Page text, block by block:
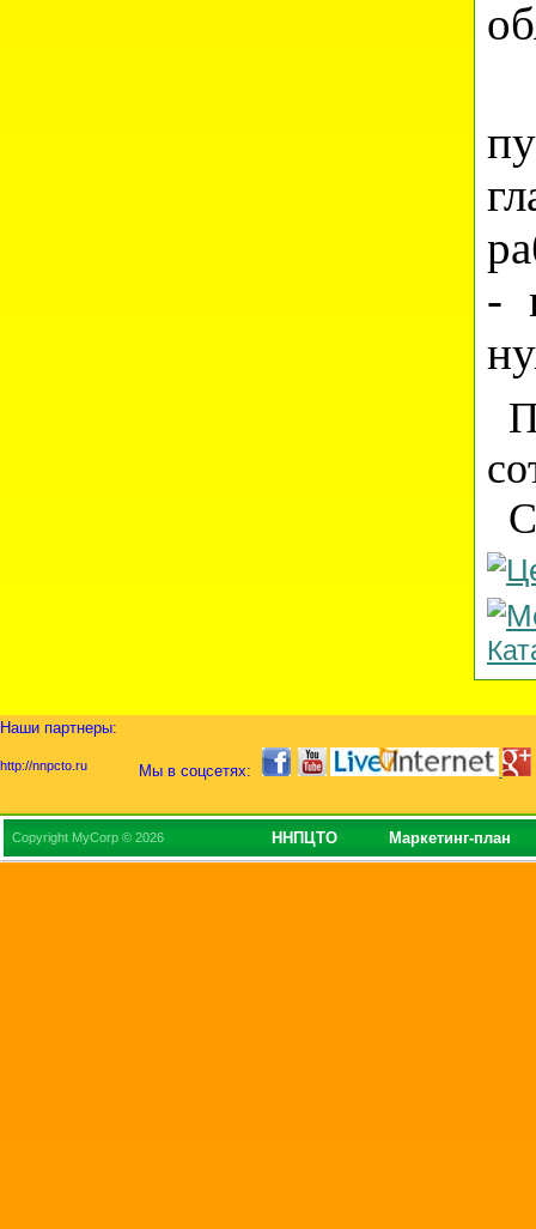
-
Наши партнеры:
Мы в соцсетях:
http://nnpcto.ru
Copyright MyCorp © 2026 ННПЦТО Маркетинг-план